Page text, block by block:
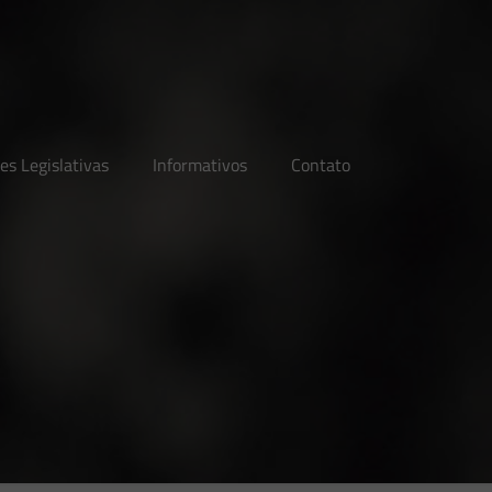
Legislativas Informativos Contato